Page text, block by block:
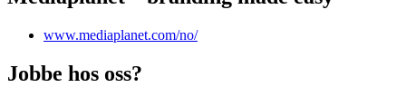
www.mediaplanet.com/no/
Jobbe hos oss?